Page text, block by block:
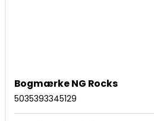
Bogmærke NG Rocks
5035393345129